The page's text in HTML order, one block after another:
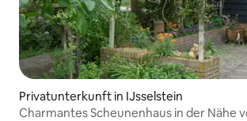
Privatunterkunft in IJsselstein
Charmantes Scheunenhaus in der Nähe